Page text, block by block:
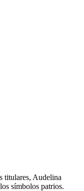
titulares, Audelina
símbolos patrios.